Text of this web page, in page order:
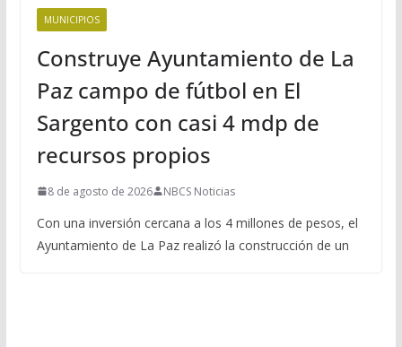
MUNICIPIOS
Construye Ayuntamiento de La
Paz campo de fútbol en El
Sargento con casi 4 mdp de
recursos propios
8 de agosto de 2026 NBCS Noticias
Con una inversión cercana a los 4 millones de pesos, el
Ayuntamiento de La Paz realizó la construcción de un